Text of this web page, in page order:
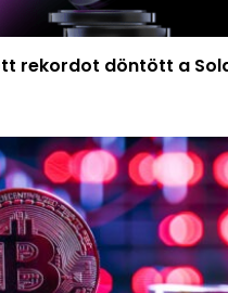
rekordot döntött a